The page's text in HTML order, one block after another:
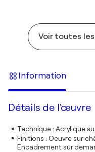
Voir toutes
Information
Détails de l'œuvre
Technique: Acrylique
Finitions : Oeuvre sur
Encadrement sur